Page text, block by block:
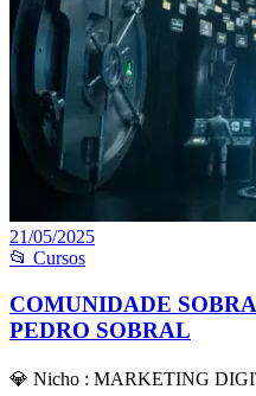
21/05/2025
📂 Cursos
COMUNIDADE
PEDRO SOBRAL
💎 Nicho : MARKETING